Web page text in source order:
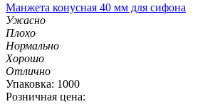
Манжета конусная 40 мм для сифона
Ужасно
Плохо
Нормально
Хорошо
Отлично
Упаковка: 1000
Розничная цена: